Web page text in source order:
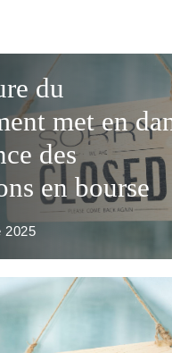
du
met en
des
en bourse
2025